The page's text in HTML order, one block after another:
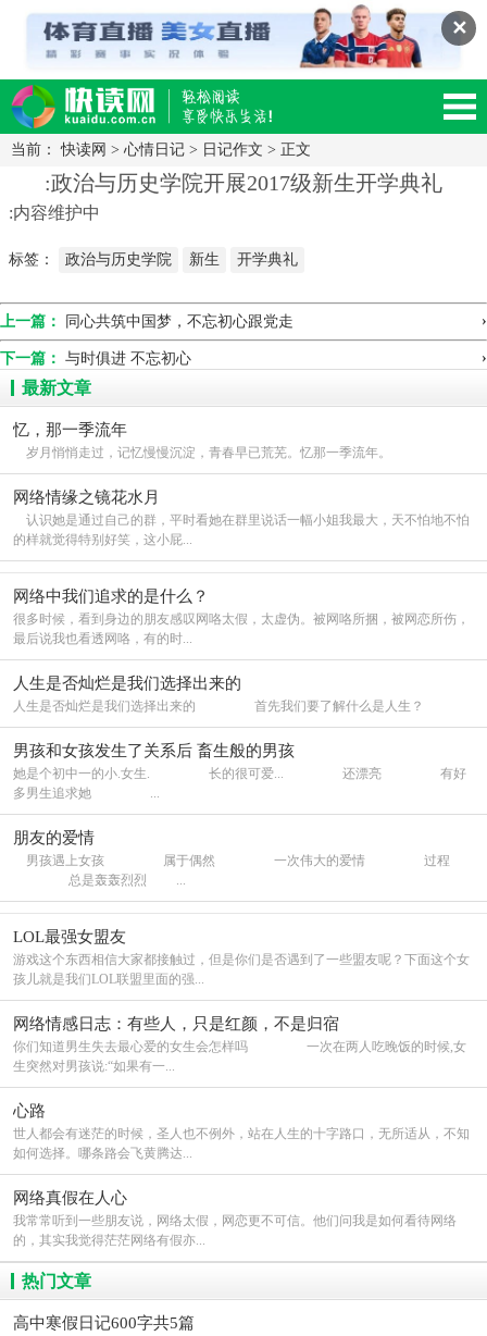
✕
读网-轻松阅读,快乐生活移动版
当前：快读网 > 心情日记 > 日记作文 > 正文
:政治与历史学院开展2017级新生开学典礼
:内容维护中
标签： 政治与历史学院 新生 开学典礼
上一篇： 同心共筑中国梦，不忘初心跟党走 ›
下一篇： 与时俱进 不忘初心 ›
最新文章
忆，那一季流年
岁月悄悄走过，记忆慢慢沉淀，青春早已荒芜。忆那一季流年。
网络情缘之镜花水月
认识她是通过自己的群，平时看她在群里说话一幅小姐我最大，天不怕地不怕
的样就觉得特别好笑，这小屁...
网络中我们追求的是什么？
很多时候，看到身边的朋友感叹网咯太假，太虚伪。被网咯所捆，被网恋所伤，
最后说我也看透网咯，有的时...
人生是否灿烂是我们选择出来的
人生是否灿烂是我们选择出来的 首先我们要了解什么是人生？
男孩和女孩发生了关系后 畜生般的男孩
她是个初中一的小.女生. 长的很可爱... 还漂亮 有好
多男生追求她 ...
朋友的爱情
男孩遇上女孩 属于偶然 一次伟大的爱情 过程
总是轰轰烈烈 ...
LOL最强女盟友
游戏这个东西相信大家都接触过，但是你们是否遇到了一些盟友呢？下面这个女
孩儿就是我们LOL联盟里面的强...
网络情感日志：有些人，只是红颜，不是归宿
你们知道男生失去最心爱的女生会怎样吗 一次在两人吃晚饭的时候,女
生突然对男孩说:“如果有一...
心路
世人都会有迷茫的时候，圣人也不例外，站在人生的十字路口，无所适从，不知
如何选择。哪条路会飞黄腾达...
网络真假在人心
我常常听到一些朋友说，网络太假，网恋更不可信。他们问我是如何看待网络
的，其实我觉得茫茫网络有假亦...
热门文章
高中寒假日记600字共5篇